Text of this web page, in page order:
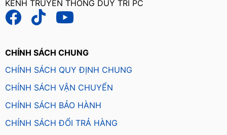
KÊNH TRUYỀN THÔNG DUY TRÍ PC
CHÍNH SÁCH CHUNG
CHÍNH SÁCH QUY ĐỊNH CHUNG
CHÍNH SÁCH VẬN CHUYỂN
CHÍNH SÁCH BẢO HÀNH
CHÍNH SÁCH ĐỔI TRẢ HÀNG